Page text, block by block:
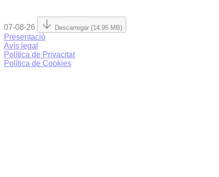
07-08-26 Descarregar (14.95 MB)
Presentació
Avís legal
Política de Privacitat
Política de Cookies